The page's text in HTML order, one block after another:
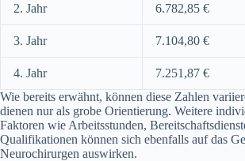
2. Jahr 6.782,85 €
3. Jahr 7.104,80 €
4. Jahr
7.251,87 €
Wie bereits erwähnt, können diese Zahlen
dienen nur als grobe Orientierung. Weitere
Faktoren wie Arbeitsstunden,
Qualifikationen können sich ebenfalls auf das
Neurochirurgen auswirken.